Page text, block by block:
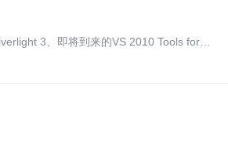
3、即将到来的VS 2010 Tools for